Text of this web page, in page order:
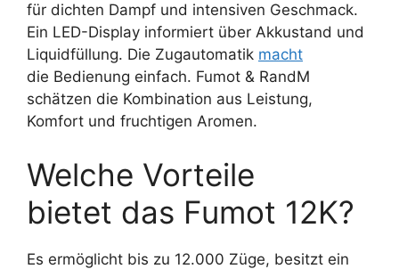
für dichten Dampf und intensiven Geschmack.
Ein LED-Display informiert über Akkustand und
Liquidfüllung. Die Zugautomatik macht
die Bedienung einfach. Fumot & RandM
schätzen die Kombination aus Leistung,
Komfort und fruchtigen Aromen.
Welche Vorteile
bietet das Fumot 12K?
Es ermöglicht bis zu 12.000 Züge, besitzt ein